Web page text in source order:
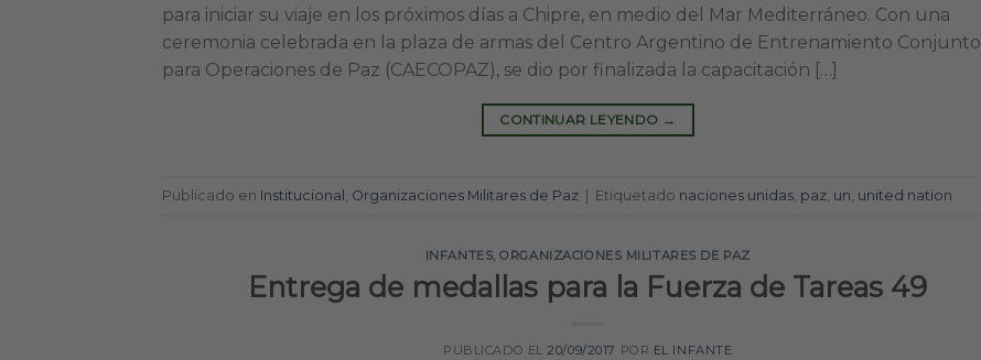
para iniciar su viaje en los próximos días a Chipre, en medio del Mar Mediterráneo. Con una
ceremonia celebrada en la plaza de armas del Centro Argentino de Entrenamiento Conjunto
para Operaciones de Paz (CAECOPAZ), se dio por finalizada la capacitación […]
CONTINUAR LEYENDO →
Publicado en Institucional Organizaciones Militares de Paz Etiquetado naciones unidas paz un united nation
INFANTES,ORGANIZACIONES MILITARES DE PAZ
Entrega de medallas para la Fuerza de Tareas 49
PUBLICADO EL20/09/2017 POR EL INFANTE